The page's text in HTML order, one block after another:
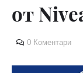
от
0 Коментари